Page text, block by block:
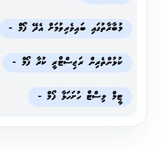
މުބާރާތުގައި ބައިވެރިވުމަށް އެދޭ ފޯމް -
ކުޅުންތެރިން ރަޖިސްޓްރީ ކުރާ ފޯމް -
ޓީމް ލިސްޓް ހުށަހަޅާ ފޯމް -